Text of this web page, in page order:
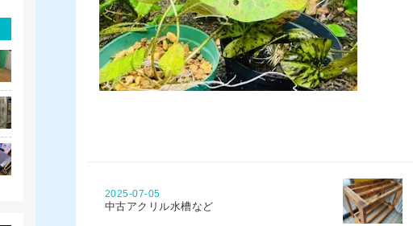
2025-07-05
中古アクリル水槽など